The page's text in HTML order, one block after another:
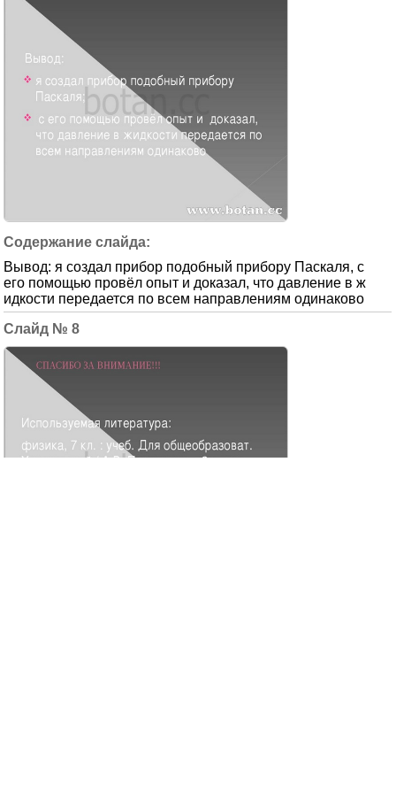
Вывод: я создал прибор подобный прибору Паскаля, с
его помощью провёл опыт и доказал, что давление в ж
идкости передается по всем направлениям одинаково
8